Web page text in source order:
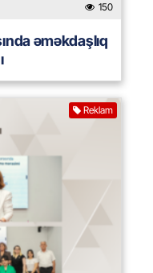
150
əməkdaşlıq
Reklam